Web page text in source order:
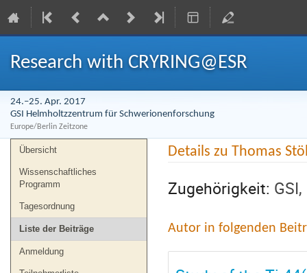
Research with CRYRING@ESR
24.–25. Apr. 2017
GSI Helmholtzzentrum für Schwerionenforschung
Europe/Berlin Zeitzone
Veranstaltungsmenü
Übersicht
Wissenschaftliches
Programm
Tagesordnung
Liste der Beiträge
Anmeldung
Details zu Thomas
Zugehörigkeit:
Autor in folgenden